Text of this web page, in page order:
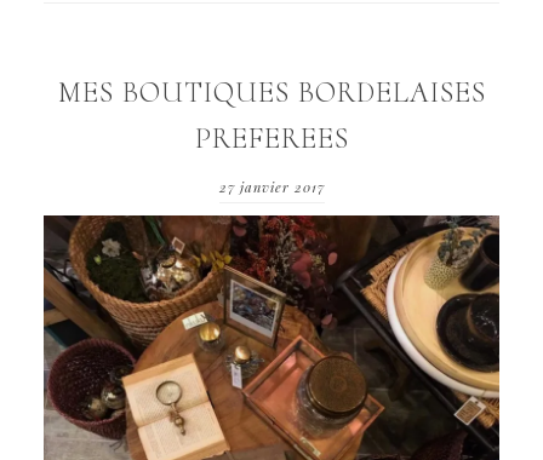
MES BOUTIQUES BORDELAISES
PREFEREES
27 janvier 2017